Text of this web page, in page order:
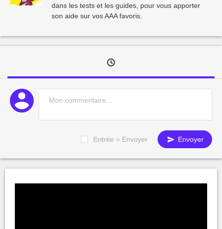
dans les tests et les guides, pour vous apporter
son aide sur vos AAA favoris.
Entrée = Envoyer Envoyer